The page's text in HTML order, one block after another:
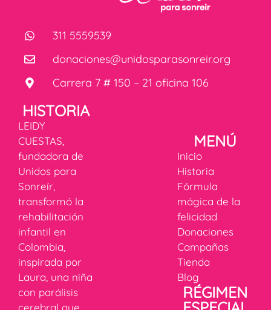
311 5559539
donaciones@unidosparasonreir.org
Carrera 7 # 150 – 21 oficina 106
HISTORIA
LEIDY
CUESTAS,
fundadora de
Unidos para
Sonreír,
transformó la
rehabilitación
infantil en
Colombia,
inspirada por
Laura, una niña
con parálisis
cerebral que
MENÚ
Inicio
Historia
Fórmula
mágica de la
felicidad
Donaciones
Campañas
Tienda
Blog
RÉGIMEN